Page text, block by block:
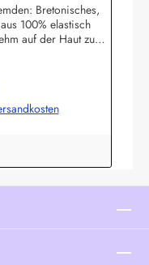
Bretonisches,
100% elastisch
auf der Haut zu